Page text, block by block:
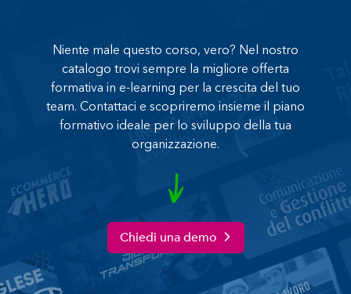
Niente male questo corso, vero? Nel nostro
catalogo trovi sempre la migliore offerta
formativa in e-learning per la crescita del tuo
team. Contattaci e scopriremo insieme il piano
formativo ideale per lo sviluppo della tua
organizzazione.
Chiedi una demo